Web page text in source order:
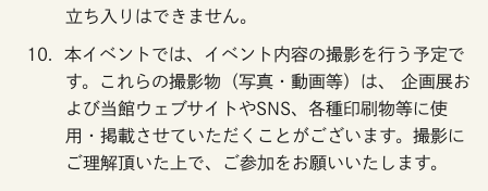
立ち入りはできません。
本イベントでは、イベント内容の撮影を行う予定で
す。これらの撮影物（写真・動画等）は、 企画展お
よび当館ウェブサイトやSNS、各種印刷物等に使
用・掲載させていただくことがございます。撮影に
ご理解頂いた上で、ご参加をお願いいたします。